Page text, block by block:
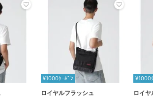
¥1000ｸｰﾎﾟﾝ
ロイヤルフラッシュ
¥1000
ロイヤ